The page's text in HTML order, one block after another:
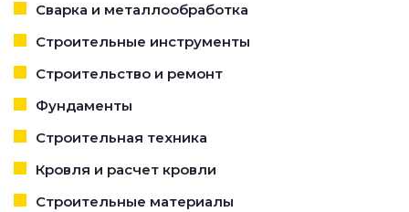
Сварка и металлообработка
Строительные инструменты
Строительство и ремонт
Фундаменты
Строительная техника
Кровля и расчет кровли
Строительные материалы